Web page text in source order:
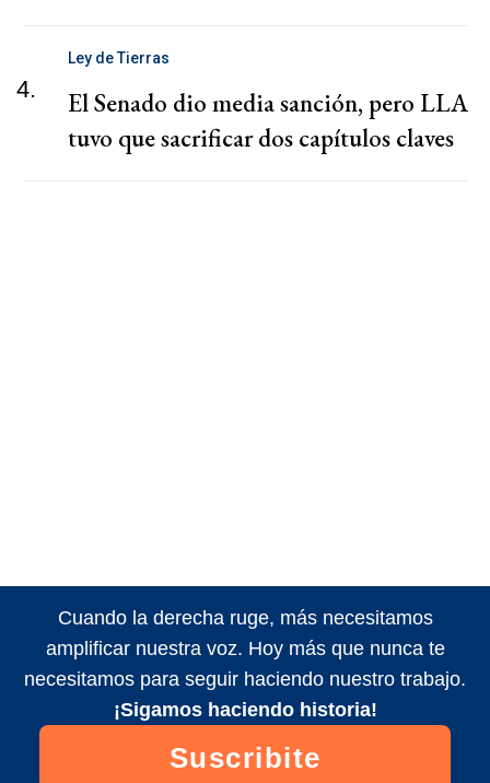
4.
Ley de Tierras
El Senado dio media sanción, pero LLA
tuvo que sacrificar dos capítulos claves
Cuando la derecha ruge, más necesitamos
amplificar nuestra voz. Hoy más que nunca te
necesitamos para seguir haciendo nuestro trabajo.
¡Sigamos haciendo historia!
Suscribite